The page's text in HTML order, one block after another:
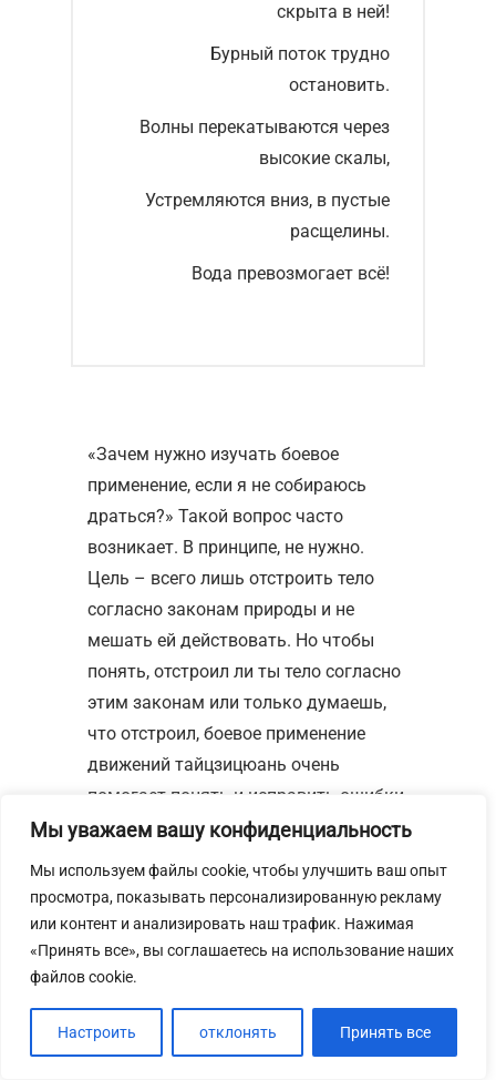
Мы уважаем вашу конфиденциальность
Мы используем файлы cookie, чтобы улучшить ваш опыт
просмотра, показывать персонализированную рекламу
или контент и анализировать наш трафик. Нажимая
«Принять все», вы соглашаетесь на использование наших
файлов cookie.
Настроить отклонять Принять все
скрыта в ней!
Бурный поток трудно
остановить.
Волны перекатываются через
высокие скалы,
Устремляются вниз, в пустые
расщелины.
Вода превозмогает всё!
«Зачем нужно изучать боевое
применение, если я не собираюсь
драться?» Такой вопрос часто
возникает. В принципе, не нужно.
Цель – всего лишь отстроить тело
согласно законам природы и не
мешать ей действовать. Но чтобы
понять, отстроил ли ты тело согласно
этим законам или только думаешь,
что отстроил, боевое применение
движений тайцзицюань очень
помогает понять и исправить ошибки.
Потому что если движение освоено
значит, не пройдет энергия, которая
должна течь свободно для того,
чтобы тело было здорово. Поэтому в
тайцзицюань существует парная
работа – туйшоу – буквально
«толкающие руки», цели которой –